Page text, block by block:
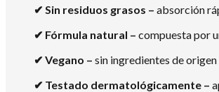
✔ Sin residuos grasos – absorción
✔ Fórmula natural – compuesta por
✔ Vegano – sin ingredientes de origen
✔ Testado dermatológicamente –